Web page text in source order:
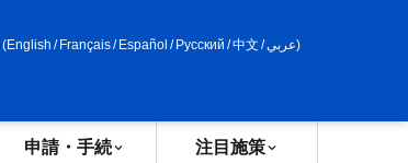
(English / Français/ Español / Русский /中文 /عربي)
申請・手続 注目施策